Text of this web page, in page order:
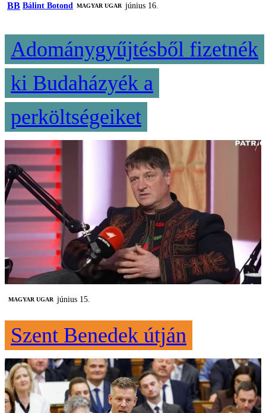
BB Bálint Botond MAGYAR UGAR június 16.
Adománygyűjtésből fizetnék
ki Budaházyék a
perköltségeiket
MAGYAR UGAR június 15.
Szent Benedek útján